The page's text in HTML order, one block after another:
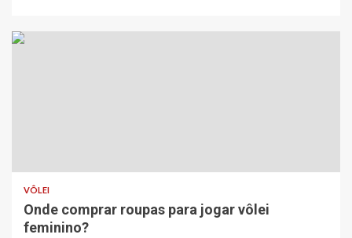
VÔLEI
Onde comprar roupas para jogar vôlei
feminino?